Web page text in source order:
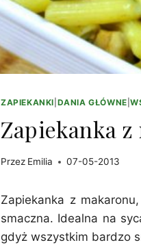
ZAPIEKANKI DANIA GŁÓWNE |
Zapiekanka
Przez Emilia 07-05-2013
Zapiekanka z
smaczna. Idealna na
gdyż wszystkim bardzo